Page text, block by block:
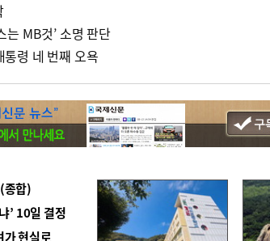
는 MB것’ 소명 판단
령 네 번째 오욕
종합)
’ 10일 결정
현실로